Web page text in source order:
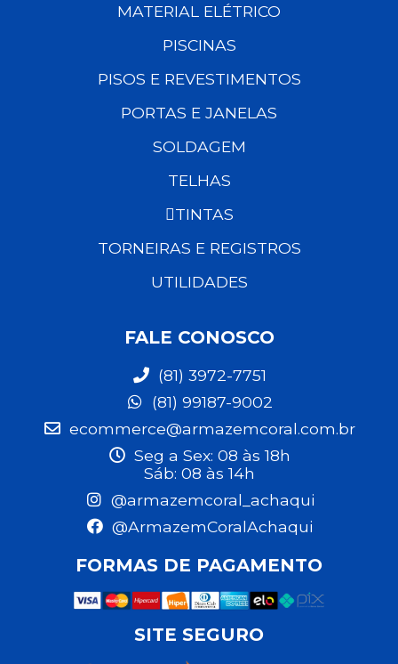
MATERIAL ELÉTRICO
PISCINAS
PISOS E REVESTIMENTOS
PORTAS E JANELAS
SOLDAGEM
TELHAS
TINTAS
TORNEIRAS E REGISTROS
UTILIDADES
FALE CONOSCO
(81) 3972-7751
(81) 99187-9002
ecommerce@armazemcoral.com.br
Seg a Sex: 08 às 18h
Sáb: 08 às 14h
@armazemcoral_achaqui
@ArmazemCoralAchaqui
FORMAS DE PAGAMENTO
SITE SEGURO